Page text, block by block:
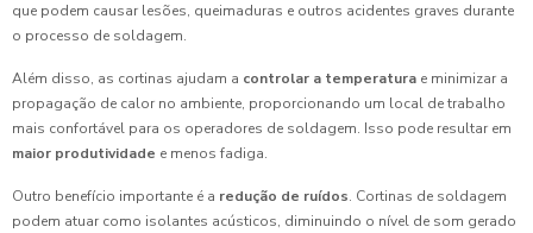
que podem causar lesões, queimaduras e outros acidentes graves durante
o processo de soldagem.
Além disso, as cortinas ajudam a controlar a temperatura e minimizar a
propagação de calor no ambiente, proporcionando um local de trabalho
mais confortável para os operadores de soldagem. Isso pode resultar em
maior produtividade e menos fadiga.
Outro benefício importante é a redução de ruídos. Cortinas de soldagem
podem atuar como isolantes acústicos, diminuindo o nível de som gerado